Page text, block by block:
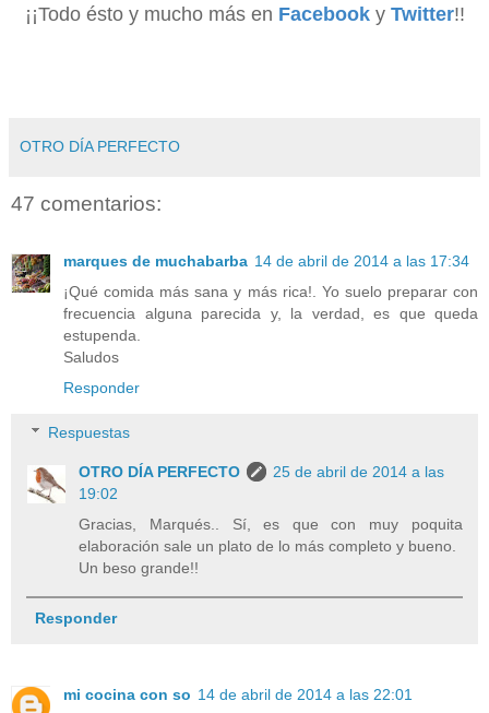
¡¡Todo ésto y mucho más en Facebooky Twitter!!
OTRO DÍA PERFECTO
47 comentarios:
marques de muchabarba 14 de abril de 2014 a las 17:34
¡Qué comida más sana y más rica!. Yo suelo preparar con
frecuencia alguna parecida y, la verdad, es que queda
estupenda.
Saludos
Responder
Respuestas
OTRO DÍA PERFECTO
25 de abril de 2014 a las
19:02
Gracias, Marqués.. Sí, es que con muy poquita
elaboración sale un plato de lo más completo y bueno.
Un beso grande!!
Responder
mi cocina con so 14 de abril de 2014 a las 22:01